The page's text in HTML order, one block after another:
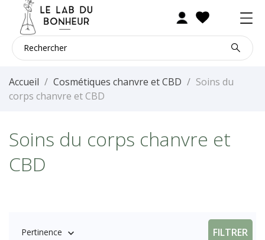
Accueil Cosmétiques chanvre et CBD
Soins du
corps chanvre et CBD
Soins du corps chanvre et
CBD
Pertinence  FILTRER